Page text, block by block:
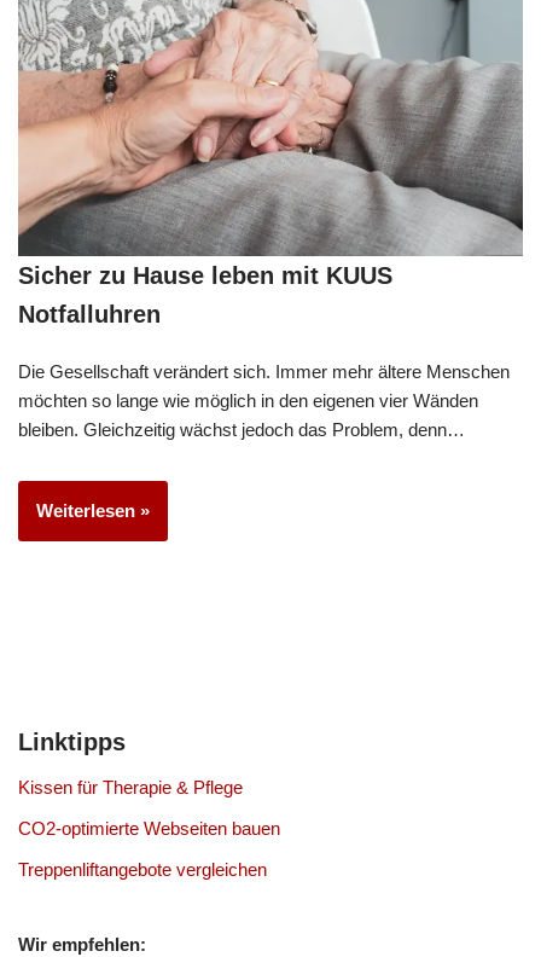
Sicher zu Hause leben mit KUUS
Notfalluhren
Die Gesellschaft verändert sich. Immer mehr ältere Menschen
möchten so lange wie möglich in den eigenen vier Wänden
bleiben. Gleichzeitig wächst jedoch das Problem, denn…
Weiterlesen »
Linktipps
Kissen für Therapie & Pflege
CO2-optimierte Webseiten bauen
Treppenliftangebote vergleichen
Wir empfehlen: